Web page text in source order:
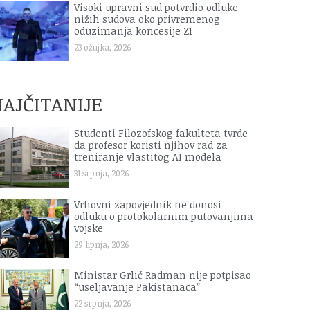
Visoki upravni sud potvrdio odluke
nižih sudova oko privremenog
oduzimanja koncesije Z1
23 ožujka, 2026
Studenti Filozofskog fakulteta tvrde
da profesor koristi njihov rad za
treniranje vlastitog AI modela
31 srpnja, 2026
Vrhovni zapovjednik ne donosi
odluku o protokolarnim putovanjima
vojske
29 lipnja, 2026
Ministar Grlić Radman nije potpisao
“useljavanje Pakistanaca”
22 srpnja, 2026